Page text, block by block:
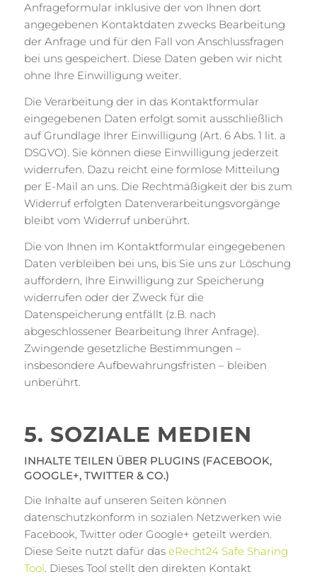
Anfrageformular inklusive der von Ihnen dort
angegebenen Kontaktdaten zwecks Bearbeitung
der Anfrage und für den Fall von Anschlussfragen
bei uns gespeichert. Diese Daten geben wir nicht
ohne Ihre Einwilligung weiter.
Die Verarbeitung der in das Kontaktformular
eingegebenen Daten erfolgt somit ausschließlich
auf Grundlage Ihrer Einwilligung (Art. 6 Abs. 1 lit. a
DSGVO). Sie können diese Einwilligung jederzeit
widerrufen. Dazu reicht eine formlose Mitteilung
per E-Mail an uns. Die Rechtmäßigkeit der bis zum
Widerruf erfolgten Datenverarbeitungsvorgänge
bleibt vom Widerruf unberührt.
Die von Ihnen im Kontaktformular eingegebenen
Daten verbleiben bei uns, bis Sie uns zur Löschung
auffordern, Ihre Einwilligung zur Speicherung
widerrufen oder der Zweck für die
Datenspeicherung entfällt (z.B. nach
abgeschlossener Bearbeitung Ihrer Anfrage).
Zwingende gesetzliche Bestimmungen –
insbesondere Aufbewahrungsfristen – bleiben
unberührt.
5. SOZIALE MEDIEN
INHALTE TEILEN ÜBER PLUGINS (FACEBOOK,
GOOGLE+, TWITTER & CO.)
Die Inhalte auf unseren Seiten können
datenschutzkonform in sozialen Netzwerken wie
Facebook, Twitter oder Google+ geteilt werden.
Diese Seite nutzt dafür das eRecht24 Safe Sharing
Tool . Dieses Tool stellt den direkten Kontakt